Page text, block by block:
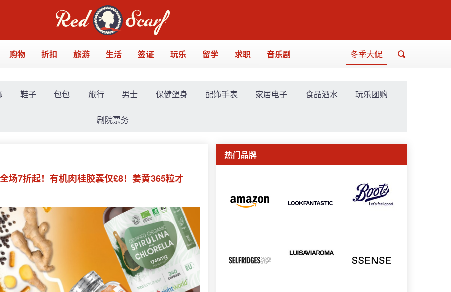
购物 折扣 旅游 生活 签证 玩乐 留学 求职 音乐剧 冬季大促
鞋子 包包 旅行 男士 保健塑身 配饰手表 家居电子 食品酒水 玩乐团购
剧院票务
场7折起！有机肉桂胶囊仅£8！姜黄365粒才
热门品牌